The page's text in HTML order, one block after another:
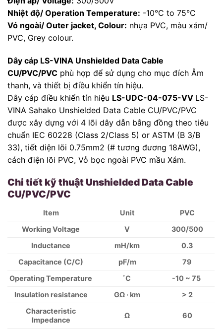
Nhiệt độ/ Operation Temperature: -10°C to 75°C
Vỏ ngoài/ Outer jacket, Colour: nhựa PVC, màu xám/
PVC, Grey colour.
Dây cáp LS-VINA Unshielded Data Cable
CU/PVC/PVC phù hợp để sử dụng cho mục đích Âm
thanh, và thiết bị điều khiển tín hiệu.
Dây cáp điều khiển tín hiệu LS-UDC-04-075-VV LS-
VINA Sahako Unshielded Data Cable CU/PVC/PVC
được xây dựng với 4 lõi dây dẫn bằng đồng theo tiêu
chuẩn IEC 60228 (Class 2/Class 5) or ASTM (B 3/B
33), tiết diện lõi 0.75mm2 (# tương đương 18AWG),
cách điện lõi PVC, Vỏ bọc ngoài PVC mầu Xám.
Chi tiết kỹ thuật Unshielded Data Cable
CU/PVC/PVC
Item Unit
PVC
Working Voltage
V
300/500
Inductance
mH/km
0.3
Capacitance (C/C)
pF/m
79
Operating Temperature
˚C
-10 ~ 75
Insulation resistance
GΩ · km
> 2
Characteristic
Impedance
Ω 60